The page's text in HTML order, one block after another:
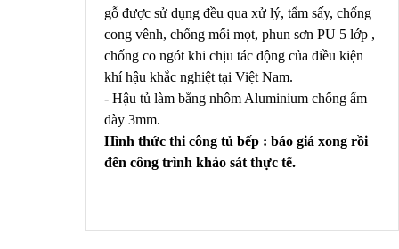
gỗ được sử dụng đều qua xử lý, tẩm sấy, chống
cong vênh, chống mối mọt, phun sơn PU 5 lớp ,
chống co ngót khi chịu tác động của điều kiện
khí hậu khắc nghiệt tại Việt Nam.
- Hậu tủ làm bằng nhôm Aluminium chống ẩm
dày 3mm.
Hình thức thi công tủ bếp : báo giá xong rồi
đến công trình khảo sát thực tế.